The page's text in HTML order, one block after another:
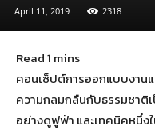
April 11, 2019 2318
คอนเซ็ปต์การออกแบบงา
ความกลมกลืนกับธรรมชาติ
อย่างดูฟูฟ่า และเทคนิคหนึ่